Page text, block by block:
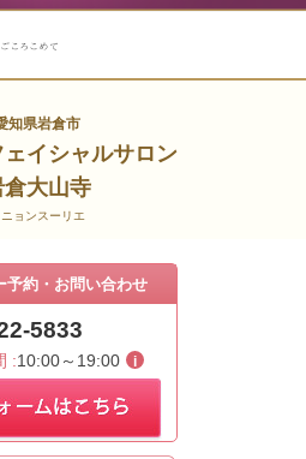
知県岩倉市
イシャルサロン
倉大山寺
ニョンスーリエ
予約・お問い合わせ
5833
:10:00～19:00